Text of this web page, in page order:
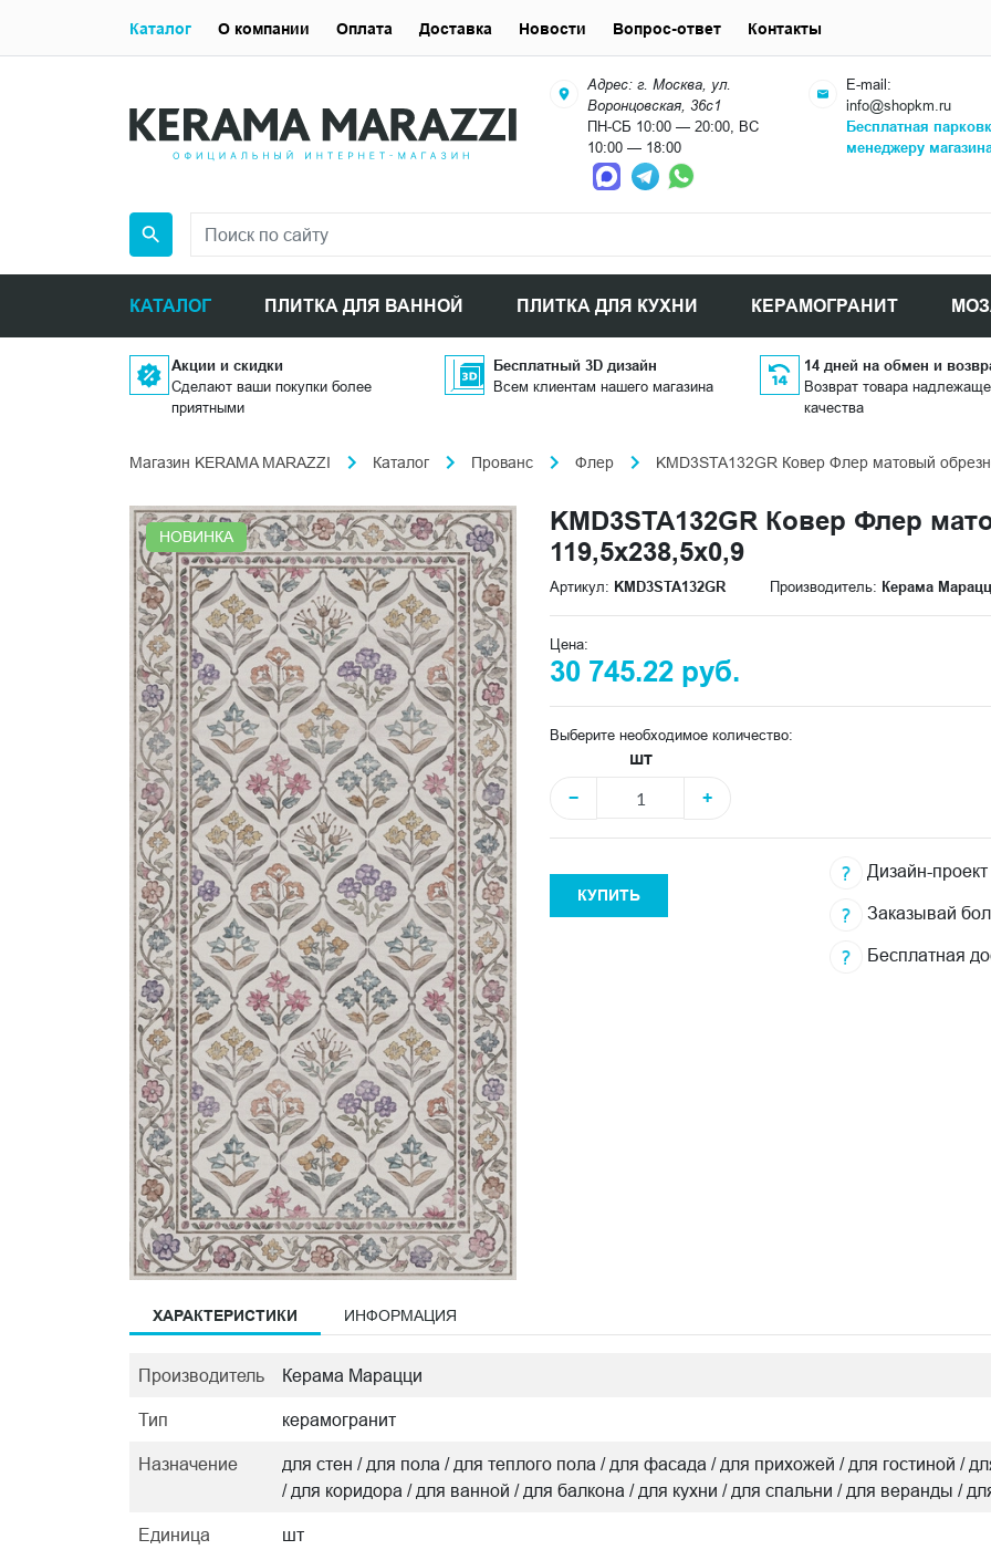
Адрес: г. Москва, ул.
Воронцовская, 36с1
ПН-СБ 10:00 — 20:00, ВС
10:00 — 18:00
E-mail:
info@shopkm.ru
Бесплатная
менеджеру
КАТАЛОГ ПЛИТКА ДЛЯ ВАННОЙ ПЛИТКА ДЛЯ КУХНИ КЕРАМОГРАНИТ
Каталог О компании Оплата Доставка Новости Вопрос-ответ Контакты
Акции и скидки
Сделают ваши покупки более
приятными
Бесплатный 3D дизайн
Всем клиентам нашего магазина
14 дней на обмен и
Возврат товара
качества
Магазин KERAMA MARAZZI Каталог Прованс Флер KMD3STA132GR Ковер Флер матовый
НОВИНКА
KMD3STA132GR Ковер Флер
119,5x238,5x0,9
Артикул: KMD3STA132GR Производитель: Керама
Цена:
30 745.22 руб.
Выберите необходимое количество:
шт
−
+
КУПИТЬ
Дизайн-
Заказывай
Бесплатная
ХАРАКТЕРИСТИКИ ИНФОРМАЦИЯ
Производитель Керама Марацци
Тип керамогранит
Назначение
для стен / для пола / для теплого пола / для фасада / для прихожей / для гостиной /
/ для коридора / для ванной / для балкона / для кухни / для спальни / для веранды /
Единица
шт